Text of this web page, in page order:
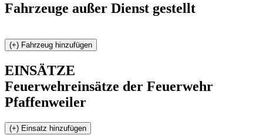
Fahrzeuge außer Dienst gestellt
EINSÄTZE
Feuerwehreinsätze der Feuerwehr
Pfaffenweiler